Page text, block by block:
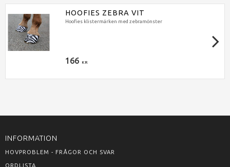
HOOFIES ZEBRA VIT
Hoofies klistermärken med zebramönster
166 KR
INFORMATION
HOVPROBLEM - FRÅGOR OCH SVAR
ORDLISTA